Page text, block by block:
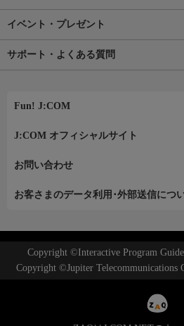
イベント・プレゼント
サポート・よくある質問
Fun! J:COM
J:COM オフィシャルサイト
お問い合わせ
お客さまのデータ利用･外部送信につ
Copyright ©Interactive Program
Copyright ©Jupiter Telecommunications